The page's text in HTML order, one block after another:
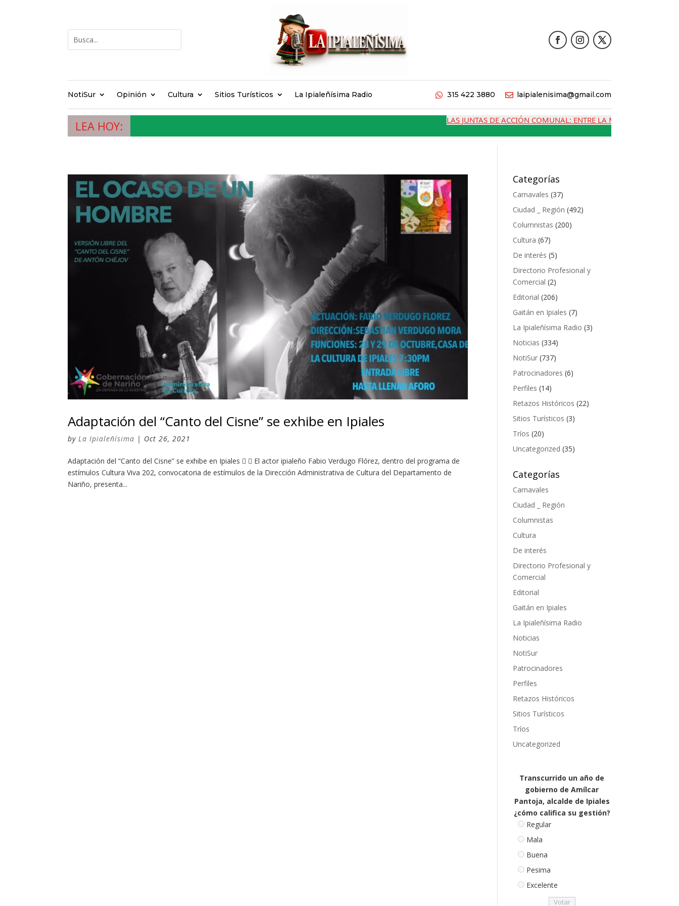
NotiSur Opinión Cultura Sitios Turísticos La Ipialeñísima Radio  315 422 3880  laipialenisima@gmail.com
LEA HOY: LAS JUNTAS DE ACCIÓN COMUNAL: ENTRE LA MEMORIA, LA CRISIS Y
Adaptación del “Canto del Cisne” se exhibe en Ipiales
by La Ipialeñísima | Oct 26, 2021
Adaptación del “Canto del Cisne” se exhibe en Ipiales   El actor ipialeño Fabio Verdugo Flórez, dentro del programa de
estímulos Cultura Viva 202, convocatoria de estímulos de la Dirección Administrativa de Cultura del Departamento de
Nariño, presenta...
Categorías
Carnavales (37)
Ciudad _ Región (492)
Columnistas (200)
Cultura (67)
De interés (5)
Directorio Profesional y
Comercial (2)
Editorial (206)
Gaitán en Ipiales (7)
La Ipialeñísima Radio (3)
Noticias (334)
NotiSur (737)
Patrocinadores (6)
Perfiles (14)
Retazos Históricos (22)
Sitios Turísticos (3)
Tríos (20)
Uncategorized (35)
Categorías
Carnavales
Ciudad _ Región
Columnistas
Cultura
De interés
Directorio Profesional y
Comercial
Editorial
Gaitán en Ipiales
La Ipialeñísima Radio
Noticias
NotiSur
Patrocinadores
Perfiles
Retazos Históricos
Sitios Turísticos
Tríos
Uncategorized
Transcurrido un año de
gobierno de Amílcar
Pantoja, alcalde de Ipiales
¿cómo califica su gestión?
Regular
Mala
Buena
Pesima
Excelente